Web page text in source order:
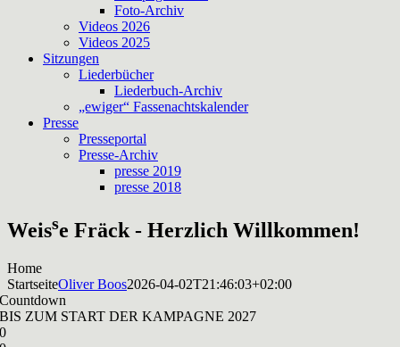
Foto-Archiv
Videos 2026
Videos 2025
Sitzungen
Liederbücher
Liederbuch-Archiv
„ewiger“ Fassenachtskalender
Presse
Presseportal
Presse-Archiv
presse 2019
presse 2018
Weisse Fräck - Herzlich Willkommen!
Home
StartseiteOliver Boos2026-04-02T21:46:03+02:00
Countdown
BIS ZUM START DER KAMPAGNE 2027
0